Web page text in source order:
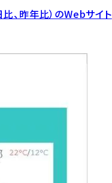
、昨年比）のWebサイト